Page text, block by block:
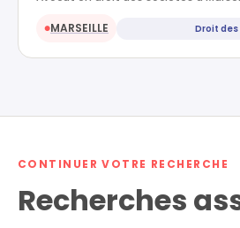
●MARSEILLE Droit
CONTINUER VOTRE RECHERCHE
Recherches